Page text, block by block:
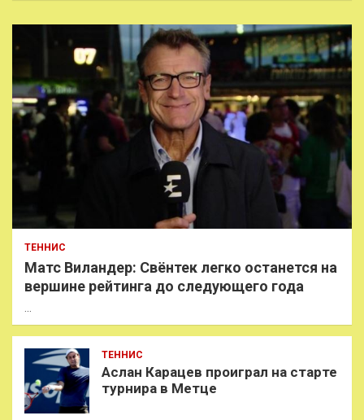
ТЕННИС
Матс Виландер: Свёнтек легко останется на
вершине рейтинга до следующего года
…
ТЕННИС
Аслан Карацев проиграл на старте
турнира в Метце